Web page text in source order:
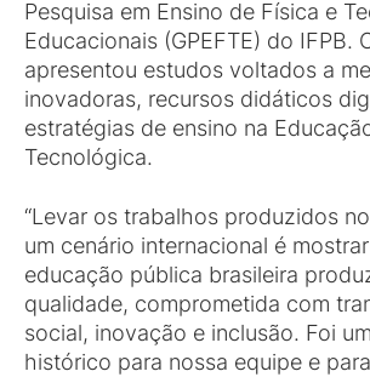
Pesquisa em Ensino de Física e
Educacionais (GPEFTE) do IFPB.
apresentou estudos voltados a
inovadoras, recursos didáticos
estratégias de ensino na
Tecnológica.
“Levar os trabalhos produzidos
um cenário internacional é
educação pública brasileira
qualidade, comprometida com
social, inovação e inclusão. Foi
histórico para nossa equipe e para